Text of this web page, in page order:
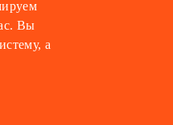
Вы
а